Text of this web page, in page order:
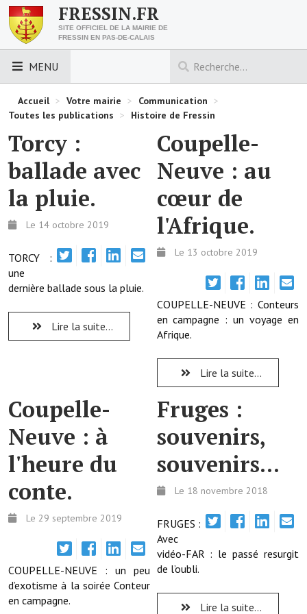
FRESSIN.FR
SITE OFFICIEL DE LA MAIRIE DE
FRESSIN EN PAS-DE-CALAIS
MENU
LES ESSENTIELS
Venir à Fressin
Urbanisme
Numéros d'urgence
Terrains et maisons à vendre
Le personnel municipal
Les moyens financiers
Accueil > Votre mairie > Communication >
Toutes les publications > Histoire de Fressin
Torcy :
ballade avec
la pluie.
Le 14 octobre 2019
TORCY :
une
dernière ballade sous la pluie.
Lire la suite...
Coupelle-
Neuve : au
cœur de
l'Afrique.
Le 13 octobre 2019
COUPELLE-NEUVE : Conteurs
en campagne : un voyage en
Afrique.
Lire la suite...
Coupelle-
Neuve : à
l'heure du
conte.
Le 29 septembre 2019
COUPELLE-NEUVE : un peu
d’exotisme à la soirée Conteur
en campagne.
Fruges :
souvenirs,
souvenirs...
Le 18 novembre 2018
FRUGES :
Avec
vidéo-FAR : le passé resurgit
de l’oubli.
Lire la suite...